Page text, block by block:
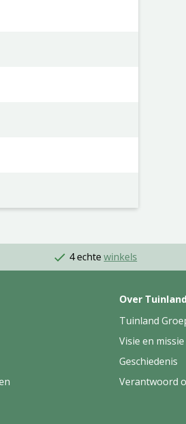
4 echte winkels
Over Tuinland
Tuinland
Visie en missie
Geschiedenis
Verantwoord